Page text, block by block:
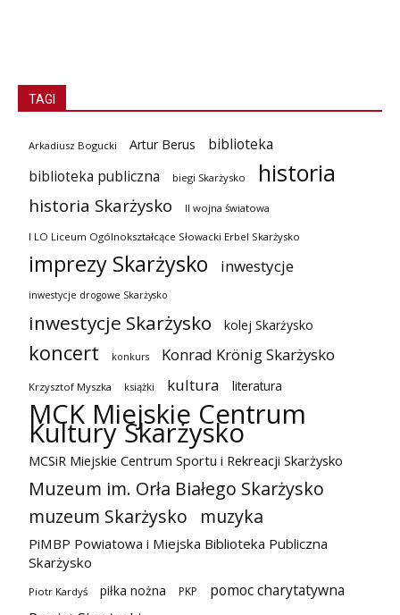
TAGI
Arkadiusz Bogucki Artur Berus
biblioteka
biblioteka publiczna
biegi Skarżysko historia
historia Skarżysko II wojna światowa
I LO Liceum Ogólnokształcące Słowacki Erbel Skarżysko
imprezy Skarżysko inwestycje
inwestycje drogowe Skarżysko
inwestycje Skarżysko kolej Skarżysko
koncert konkurs Konrad Krönig Skarżysko
Krzysztof Myszka książki kultura literatura
MCK Miejskie Centrum
Kultury Skarżysko
MCSiR Miejskie Centrum Sportu i Rekreacji Skarżysko
Muzeum im. Orła Białego Skarżysko
muzeum Skarżysko
muzyka
PiMBP Powiatowa i Miejska Biblioteka Publiczna
Skarżysko
Piotr Kardyś piłka nożna PKP
pomoc charytatywna